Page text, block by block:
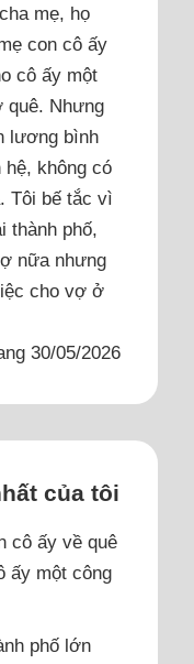
mẹ, họ
con cô ấy
cô ấy một
quê. Nhưng
lương bình
không có
Tôi bế tắc vì
thành phố,
nữa nhưng
cho vợ ở
30/05/2026
của tôi
cô ấy về quê
ấy một công
phố lớn